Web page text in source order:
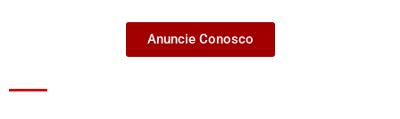
Anuncie Conosco